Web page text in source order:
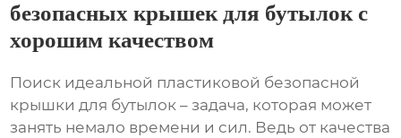
безопасных крышек для бутылок с
хорошим качеством
Поиск идеальной пластиковой безопасной
крышки для бутылок – задача, которая может
занять немало времени и сил. Ведь от качества